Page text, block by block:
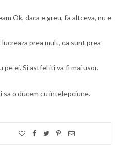
Ok, daca e greu, fa altceva, nu e
prea mult, ca sunt prea
pe ei. Si astfel iti va fi mai usor.
sa o ducem cu intelepciune.